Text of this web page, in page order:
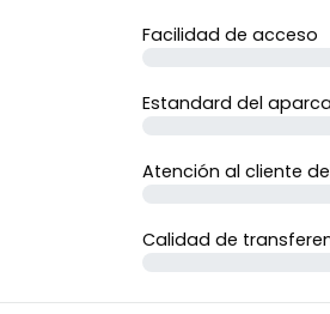
Facilidad de acceso
Estandard del
Atención al cliente
Calidad de